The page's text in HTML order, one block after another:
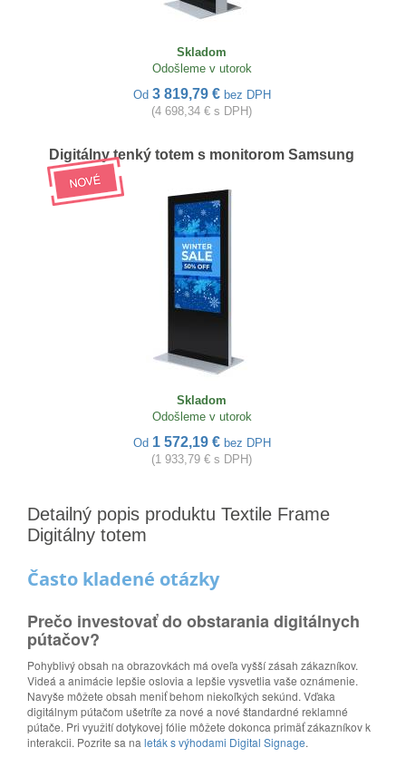
Skladom
Odošleme v utorok
Od 3 819,79 € bez DPH
(4 698,34 € s DPH)
Digitálny tenký totem s monitorom Samsung
Skladom
Odošleme v utorok
Od 1 572,19 € bez DPH
(1 933,79 € s DPH)
Detailný popis produktu Textile Frame
Digitálny totem
Často kladené otázky
Prečo investovať do obstarania digitálnych
pútačov?
Pohyblivý obsah na obrazovkách má oveľa vyšší zásah zákazníkov.
Videá a animácie lepšie oslovia a lepšie vysvetlia vaše oznámenie.
Navyše môžete obsah meniť behom niekoľkých sekúnd. Vďaka
digitálnym pútačom ušetríte za nové a nové štandardné reklamné
pútače. Pri využití dotykovej fólie môžete dokonca primäť zákazníkov k
interakcii. Pozrite sa na leták s výhodami Digital Signage.